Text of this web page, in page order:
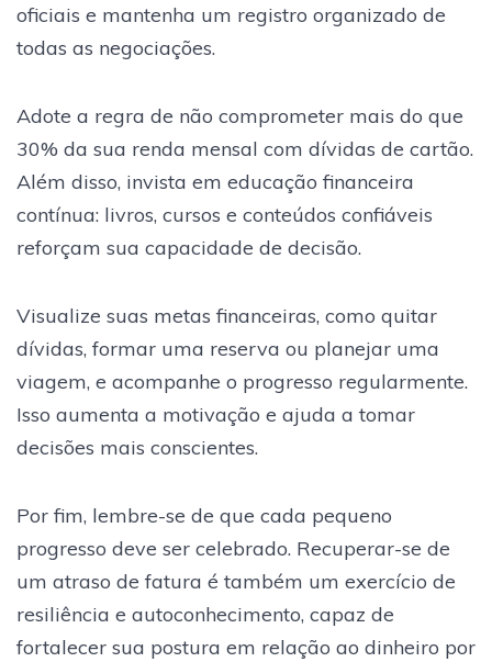
oficiais e mantenha um registro organizado de
todas as negociações.
Adote a regra de não comprometer mais do que
30% da sua renda mensal com dívidas de cartão.
Além disso, invista em educação financeira
contínua: livros, cursos e conteúdos confiáveis
reforçam sua capacidade de decisão.
Visualize suas metas financeiras, como quitar
dívidas, formar uma reserva ou planejar uma
viagem, e acompanhe o progresso regularmente.
Isso aumenta a motivação e ajuda a tomar
decisões mais conscientes.
Por fim, lembre-se de que cada pequeno
progresso deve ser celebrado. Recuperar-se de
um atraso de fatura é também um exercício de
resiliência e autoconhecimento, capaz de
fortalecer sua postura em relação ao dinheiro por